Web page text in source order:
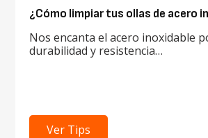
¿Cómo limpiar tus ollas de acero
Nos encanta el acero inoxidable
durabilidad y resistencia…
Ver Tips